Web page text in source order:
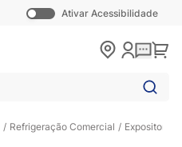
Ativar Acessibilidade
/ Refrigeração Comercial / Expositor